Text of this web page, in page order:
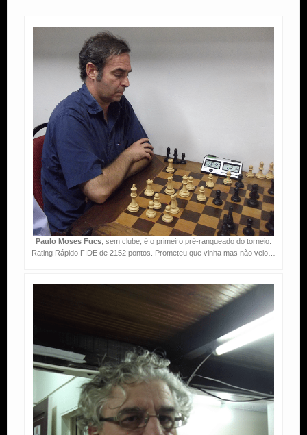
Paulo Moses Fucs, sem clube, é o primeiro pré-ranqueado do torneio:
Rating Rápido FIDE de 2152 pontos. Prometeu que vinha mas não veio…